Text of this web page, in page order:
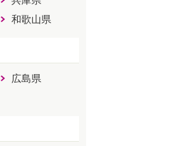
和歌山県
広島県